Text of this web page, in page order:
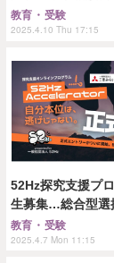
教育・受験
2025.4.10 Thu 17:15
52Hz探究支援プ
生募集…総合型選
教育・受験
2025.4.7 Mon 11:15